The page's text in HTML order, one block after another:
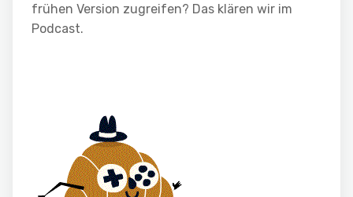
frühen Version zugreifen? Das klären wir im
Podcast.